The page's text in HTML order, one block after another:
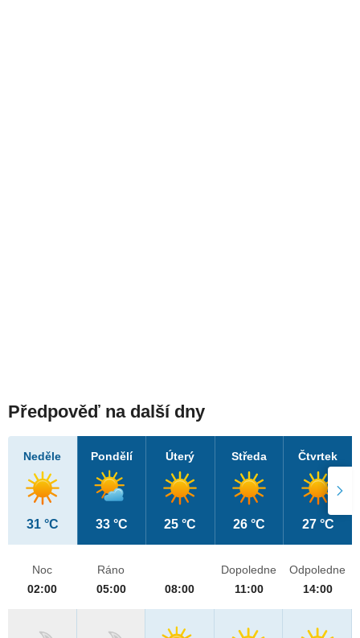
Předpověď na další dny
Neděle
31 °C
Pondělí
33 °C
Úterý
25 °C
Středa
26 °C
Čtvrtek
27 °C
Noc
02:00
Ráno
05:00
08:00
Dopoledne
11:00
Odpoledne
14:00